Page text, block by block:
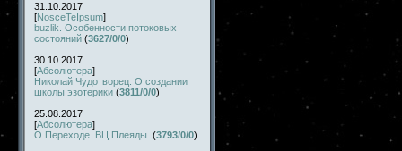
31.10.2017
[NosceTeIpsum]
buzlik. Особенности потоковых
состояний (3627/0/0)
30.10.2017
[Абсолютера]
Николай Чудотворец. О создании
школы эзотерики (3811/0/0)
25.08.2017
[Абсолютера]
О Переходе. ВЦ Плеяды. (3793/0/0)